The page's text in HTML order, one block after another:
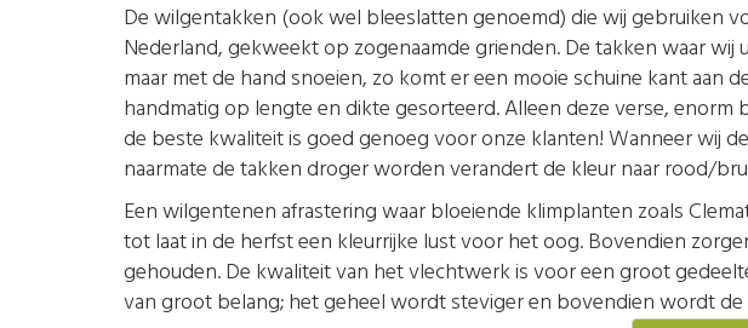
De wilgentakken (ook wel bleeslatten genoemd) die wij gebruiken
Nederland, gekweekt op zogenaamde grienden. De takken waar
maar met de hand snoeien, zo komt er een mooie schuine kant
handmatig op lengte en dikte gesorteerd. Alleen deze verse,
de beste kwaliteit is goed genoeg voor onze klanten! Wanneer wij
naarmate de takken droger worden verandert de kleur naar rood/
Een wilgentenen afrastering waar bloeiende klimplanten zoals
tot laat in de herfst een kleurrijke lust voor het oog. Bovendien
gehouden. De kwaliteit van het vlechtwerk is voor een groot
van groot belang; het geheel wordt steviger en bovendien wordt